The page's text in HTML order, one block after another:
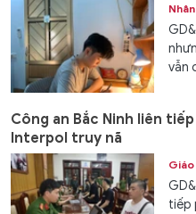
vẫn
Công an Bắc Ninh liên
Interpol truy nã
tiếp